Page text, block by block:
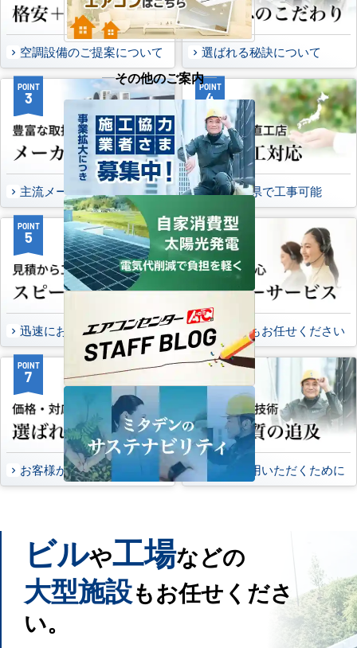
空調設備のご提案について 選ばれる秘訣について
POINT
3
主流メーカーを全取扱可能
POINT
4
47都道府県で工事可能
POINT
5
迅速にお届け出来る理由
POINT
6
万一の時もお任せください
POINT
7
お客様から頂いたご意見
POINT
永くご愛用いただくために
ビルや工場などの
大型施設もお任せくださ
い。
その他のご案内